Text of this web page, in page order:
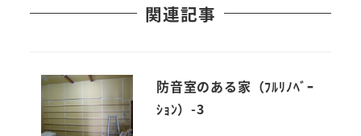
関連記事
防音室のある家（ﾌﾙﾘﾉﾍﾞｰ
ｼｮﾝ）-3